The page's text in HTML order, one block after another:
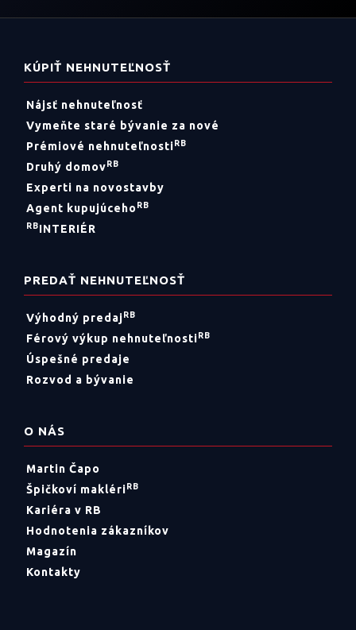
KÚPIŤ NEHNUTEĽNOSŤ
Nájsť nehnuteľnosť
Vymeňte staré bývanie za nové
Prémiové nehnuteľnostiRB
Druhý domovRB
Experti na novostavby
Agent kupujúceho RB
RBINTERIÉR
PREDAŤ NEHNUTEĽNOSŤ
Výhodný predajRB
Férový výkup nehnuteľnostiRB
Úspešné predaje
Rozvod a bývanie
O NÁS
Martin Čapo
Špičkoví maklériRB
Kariéra v RB
Hodnotenia zákazníkov
Magazín
Kontakty